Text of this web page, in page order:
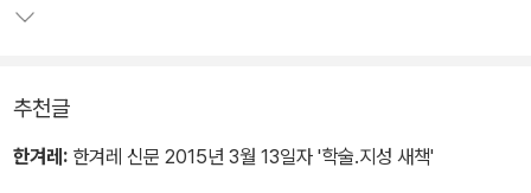
씬 다양하고 복잡한 생활상의 욕구 및 가치들이 새로운 균열을 만들
진정한 민주주의를 이끌어갈 수 있다.
추천글
한겨레: 한겨레 신문 2015년 3월 13일자 '학술.지성 새책'